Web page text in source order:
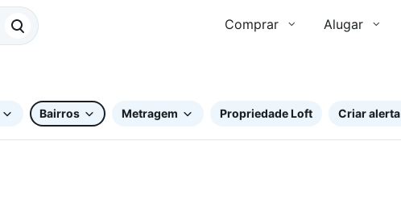
Comprar Alugar
Bairros Metragem Propriedade Loft Criar alerta